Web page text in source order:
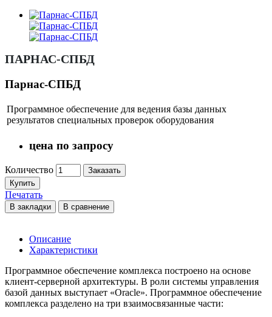
ПАРНАС-СПБД
Парнас-СПБД
Программное обеспечение для ведения базы данных
результатов специальных проверок оборудования
цена по запросу
Количество
Заказать
Купить
Печатать
В закладки В сравнение
Описание
Характеристики
Программное обеспечение комплекса построено на основе
клиент-серверной архитектуры. В роли системы управления
базой данных выступает «Oracle». Программное обеспечение
комплекса разделено на три взаимосвязанные части: